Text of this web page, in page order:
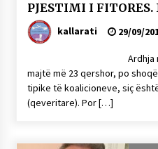
PJESTIMI I
kallarati 29/09/
Ardhja ne pushtet
majtë më 23 qershor, po
tipike të koalicioneve, siç
(qeveritare). Por […]